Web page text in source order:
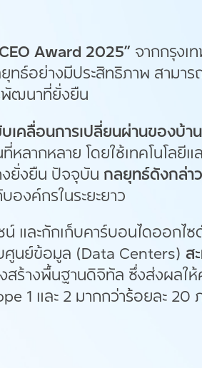
Award 2025” จากกรุงเ
ทธ์อย่างมีประสิทธิภาพ สามาร
พัฒนาที่ยั่งยืน
เคลื่อนการเปลี่ยนผ่านของบ้า
ลากหลาย โดยใช้เทคโนโลยีแ
งยั่งยืน ปัจจุบัน กลยุทธ์ดังกล่าว
องค์กรในระยะยาว
และกักเก็บคาร์บอนไดออกไซ
ศูนย์ข้อมูล (Data Centers) ส
สร้างพื้นฐานดิจิทัล ซึ่งส่งผลให้
1 และ 2 มากกว่าร้อยละ 20